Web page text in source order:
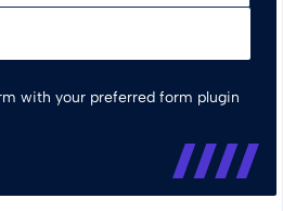
with your preferred form plugin